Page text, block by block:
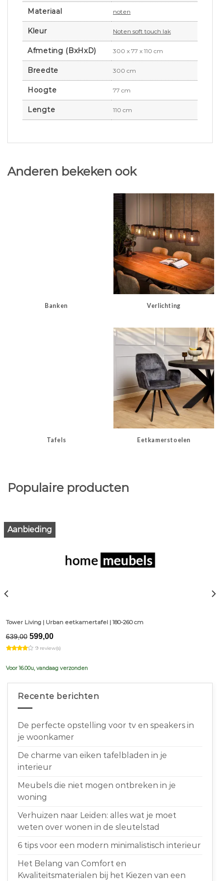
Materiaal noten
Kleur Noten soft touch lak
Afmeting (BxHxD) 300 x 77 x 110 cm
Breedte 300 cm
Hoogte 77 cm
Lengte 110 cm
Anderen bekeken ook
Banken Verlichting
Tafels Eetkamerstoelen
Populaire producten
Aanbieding
Tower Living | Urban eetkamertafel | 180-260 cm
639,00 Original
price
was:
599,00Current
is:
9 review(s)
Voor 16.00u, vandaag verzonden
Recente berichten
De perfecte opstelling voor tv en speakers in
je woonkamer
De charme van eiken tafelbladen in je
interieur
Meubels die niet mogen ontbreken in je
woning
Verhuizen naar Leiden: alles wat je moet
weten over wonen in de sleutelstad
6 tips voor een modern minimalistisch interieur
Het Belang van Comfort en
Kwaliteitsmaterialen bij het Kiezen van een